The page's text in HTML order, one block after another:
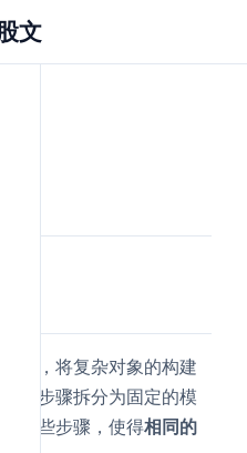
文
，将复杂对象的构建
建步骤拆分为固定的模
这些步骤，使得相同的